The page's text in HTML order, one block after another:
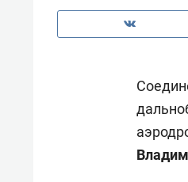
Оставить шум